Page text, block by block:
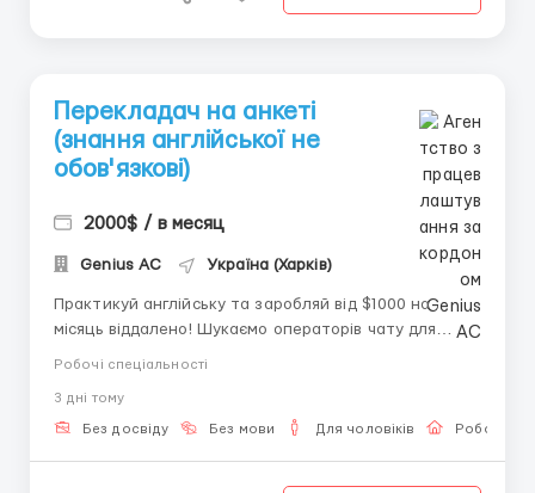
Перекладач на анкеті
(знання англійської не
обов'язкові)
2000$ / в месяц
Genius AС Україна (Харків)
Практикуй англійську та заробляй від $1000 на
місяць віддалено! Шукаємо операторів чату для
ведення текстових комунікацій з іноземцями.
письмовою англійською та хоче конвертувати свої
знання у високий дохід. Умови роботи: Робота без
Робочі спеціальності
3 днi тому
Без досвіду Без мови Для чоловіків Робота